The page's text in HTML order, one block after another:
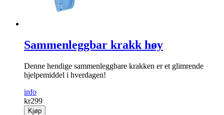
Sammenleggbar krakk høy
Denne hendige sammenleggbare krakken er et glimrende
hjelpemiddel i hverdagen!
info
kr299
Kjøp